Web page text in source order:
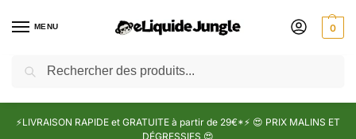
MENU 0
⚡LIVRAISON RAPIDE et GRATUITE à partir de 29€*⚡ 😍 PRIX MALINS ET
DÉGRESSIFS 😍